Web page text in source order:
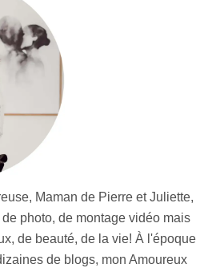
Maman de Pierre et Juliette,
photo, de montage vidéo mais
de beauté, de la vie! À l'époque
de blogs, mon Amoureux